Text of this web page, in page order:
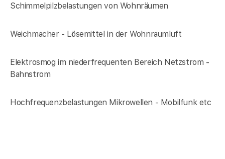
Schimmelpilzbelastungen von Wohnräumen
Weichmacher - Lösemittel in der Wohnraumluft
Elektrosmog im niederfrequenten Bereich Netzstrom -
Bahnstrom
Hochfrequenzbelastungen Mikrowellen - Mobilfunk etc